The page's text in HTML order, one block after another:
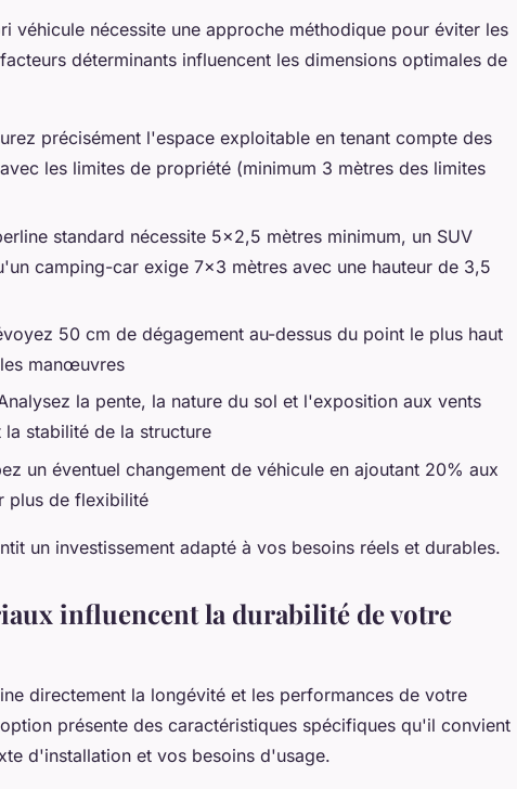
véhicule nécessite une approche méthodique pour éviter les
déterminants influencent les dimensions optimales de
précisément l'espace exploitable en tenant compte des
les limites de propriété (minimum 3 mètres des limites
standard nécessite 5×2,5 mètres minimum, un SUV
camping-car exige 7×3 mètres avec une hauteur de 3,5
50 cm de dégagement au-dessus du point le plus haut
manœuvres
la pente, la nature du sol et l'exposition aux vents
stabilité de la structure
un éventuel changement de véhicule en ajoutant 20% aux
plus de flexibilité
un investissement adapté à vos besoins réels et durables.
influencent la durabilité de votre
directement la longévité et les performances de votre
présente des caractéristiques spécifiques qu'il convient
d'installation et vos besoins d'usage.